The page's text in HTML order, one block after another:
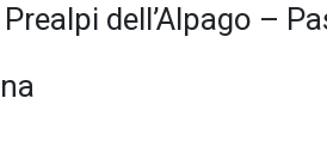
dell’Alpago –